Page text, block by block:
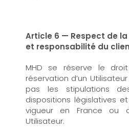
Article 6 — Respect de
et responsabilité du
MHD se réserve le
réservation d’un
pas les stipulations
dispositions législatives
vigueur en France ou
Utilisateur.